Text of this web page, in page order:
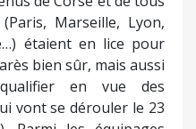
Marseille, Lyon,
étaient en lice pour
bien sûr, mais aussi
en vue des
vont se dérouler le 23